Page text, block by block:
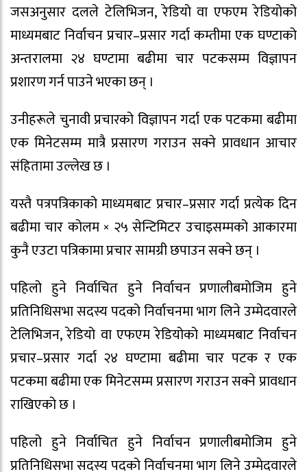
जसअनुसार दलले टेलिभिजन, रेडियो वा एफएम रेडियोको
माध्यमबाट निर्वाचन प्रचार–प्रसार गर्दा कम्तीमा एक घण्टाको
अन्तरालमा २४ घण्टामा बढीमा चार पटकसम्म विज्ञापन
प्रशारण गर्न पाउने भएका छन् ।
उनीहरूले चुनावी प्रचारको विज्ञापन गर्दा एक पटकमा बढीमा
एक मिनेटसम्म मात्रै प्रसारण गराउन सक्ने प्रावधान आचार
संहितामा उल्लेख छ ।
यस्तै पत्रपत्रिकाको माध्यमबाट प्रचार–प्रसार गर्दा प्रत्येक दिन
बढीमा चार कोलम × २५ सेन्टिमिटर उचाइसम्मको आकारमा
कुनै एउटा पत्रिकामा प्रचार सामग्री छपाउन सक्ने छन् ।
पहिलो हुने निर्वाचित हुने निर्वाचन प्रणालीबमोजिम हुने
प्रतिनिधिसभा सदस्य पदको निर्वाचनमा भाग लिने उम्मेदवारले
टेलिभिजन, रेडियो वा एफएम रेडियोको माध्यमबाट निर्वाचन
प्रचार–प्रसार गर्दा २४ घण्टामा बढीमा चार पटक र एक
पटकमा बढीमा एक मिनेटसम्म प्रसारण गराउन सक्ने प्रावधान
राखिएको छ ।
पहिलो हुने निर्वाचित हुने निर्वाचन प्रणालीबमोजिम हुने
प्रतिनिधिसभा सदस्य पदको निर्वाचनमा भाग लिने उम्मेदवारले